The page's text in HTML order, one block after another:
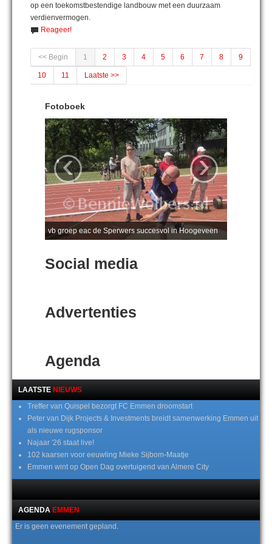
op een toekomstbestendige landbouw met een duurzaam
verdienvermogen.
Reageer!
<< Begin 1 2 3 4 5 6 7 8 9
10 11 Laatste >>
Fotoboek
vb groep eac de Sperwers succesvol in Hoogeveen
‹ ›
Social media
Advertenties
Agenda
LAATSTE NIEUWS
Treffer van Quispel bezorgt FC Emmen droomstart
Peter van Dijk Projects & Investments breidt samenwerking Emmen uit
als nieuwe rugsponsor
Najaar '26 staat live!
102 kaarsen voor eeuwling Mieke Sijbom-Maatje
Emmen wint op Open Dag overtuigend van Almere City
AGENDA EMMEN
Er is geen evenement gepland.